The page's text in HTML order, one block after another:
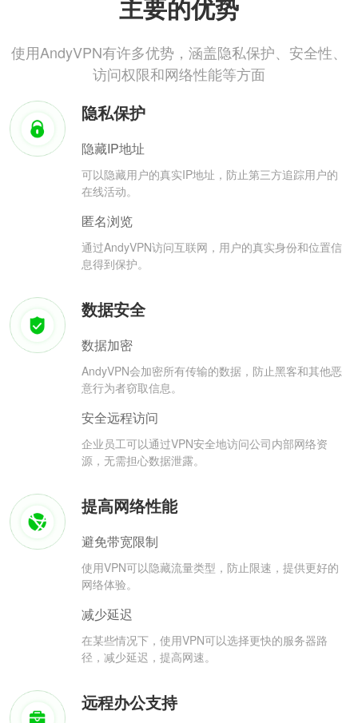
主要的优势
使用AndyVPN有许多优势，涵盖隐私保护、安全性、
访问权限和网络性能等方面
隐私保护
隐藏IP地址
可以隐藏用户的真实IP地址，防止第三方追踪用户的
在线活动。
匿名浏览
通过AndyVPN访问互联网，用户的真实身份和位置信
息得到保护。
数据安全
数据加密
AndyVPN会加密所有传输的数据，防止黑客和其他恶
意行为者窃取信息。
安全远程访问
企业员工可以通过VPN安全地访问公司内部网络资
源，无需担心数据泄露。
提高网络性能
避免带宽限制
使用VPN可以隐藏流量类型，防止限速，提供更好的
网络体验。
减少延迟
在某些情况下，使用VPN可以选择更快的服务器路
径，减少延迟，提高网速。
远程办公支持